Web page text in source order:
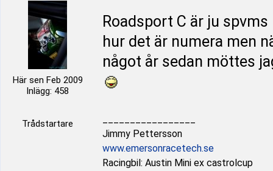
Här sen Feb 2009
Inlägg: 458
Trådstartare
Roadsport C är ju
hur det är numera men
något år sedan möttes
Jimmy Pettersson
www.emersonracetech.se
Racingbil: Austin Mini ex castrolcup